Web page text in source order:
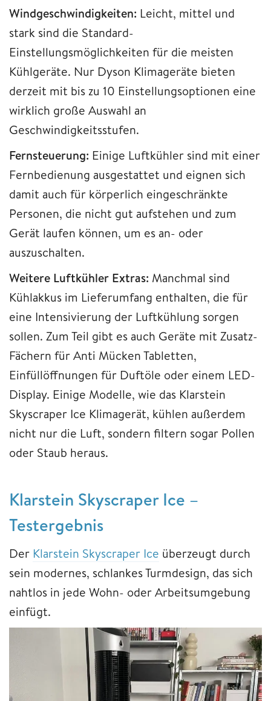
Windgeschwindigkeiten: Leicht, mittel und
stark sind die Standard-
Einstellungsmöglichkeiten für die meisten
Kühlgeräte. Nur Dyson Klimageräte bieten
derzeit mit bis zu 10 Einstellungsoptionen eine
wirklich große Auswahl an
Geschwindigkeitsstufen.
Fernsteuerung: Einige Luftkühler sind mit einer
Fernbedienung ausgestattet und eignen sich
damit auch für körperlich eingeschränkte
Personen, die nicht gut aufstehen und zum
Gerät laufen können, um es an- oder
auszuschalten.
Weitere Luftkühler Extras: Manchmal sind
Kühlakkus im Lieferumfang enthalten, die für
eine Intensivierung der Luftkühlung sorgen
sollen. Zum Teil gibt es auch Geräte mit Zusatz-
Fächern für Anti Mücken Tabletten,
Einfüllöffnungen für Duftöle oder einem LED-
Display. Einige Modelle, wie das Klarstein
Skyscraper Ice Klimagerät, kühlen außerdem
nicht nur die Luft, sondern filtern sogar Pollen
oder Staub heraus.
Klarstein Skyscraper Ice –
Testergebnis
Der Klarstein Skyscraper Ice überzeugt durch
sein modernes, schlankes Turmdesign, das sich
nahtlos in jede Wohn- oder Arbeitsumgebung
einfügt.